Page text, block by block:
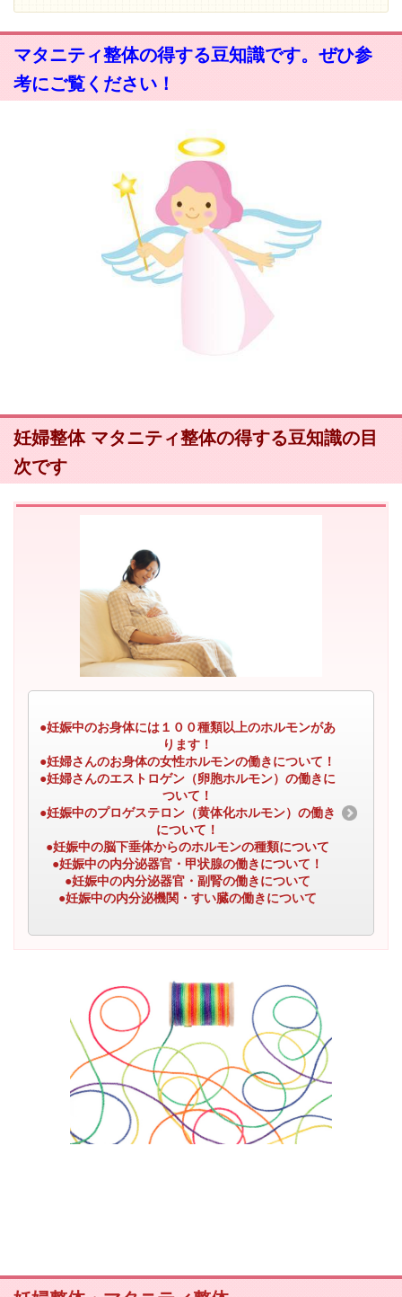
マタニティ整体の得する豆知識です。ぜひ参
考にご覧ください！
妊婦整体 マタニティ整体の得する豆知識の目
次です
●妊娠中のお身体には１００種類以上のホルモンがあ
ります！
●妊婦さんのお身体の女性ホルモンの働きについて！
●妊婦さんのエストロゲン（卵胞ホルモン）の働きに
ついて！
●妊娠中のプロゲステロン（黄体化ホルモン）の働き
について！
●妊娠中の脳下垂体からのホルモンの種類について
●妊娠中の内分泌器官・甲状腺の働きについて！
●妊娠中の内分泌器官・副腎の働きについて
●妊娠中の内分泌機関・すい臓の働きについて